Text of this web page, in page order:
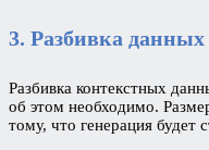
3. Разбивка
Разбивка контекстных
об этом необходимо.
тому, что генерация будет